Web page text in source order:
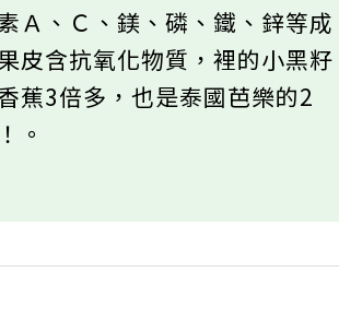
Ａ、Ｃ、鎂、磷、鐵、鋅等成
皮含抗氧化物質，裡的小黑籽
蕉3倍多，也是泰國芭樂的2
。